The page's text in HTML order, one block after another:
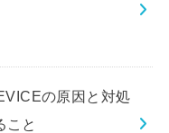
の原因と対処
こと